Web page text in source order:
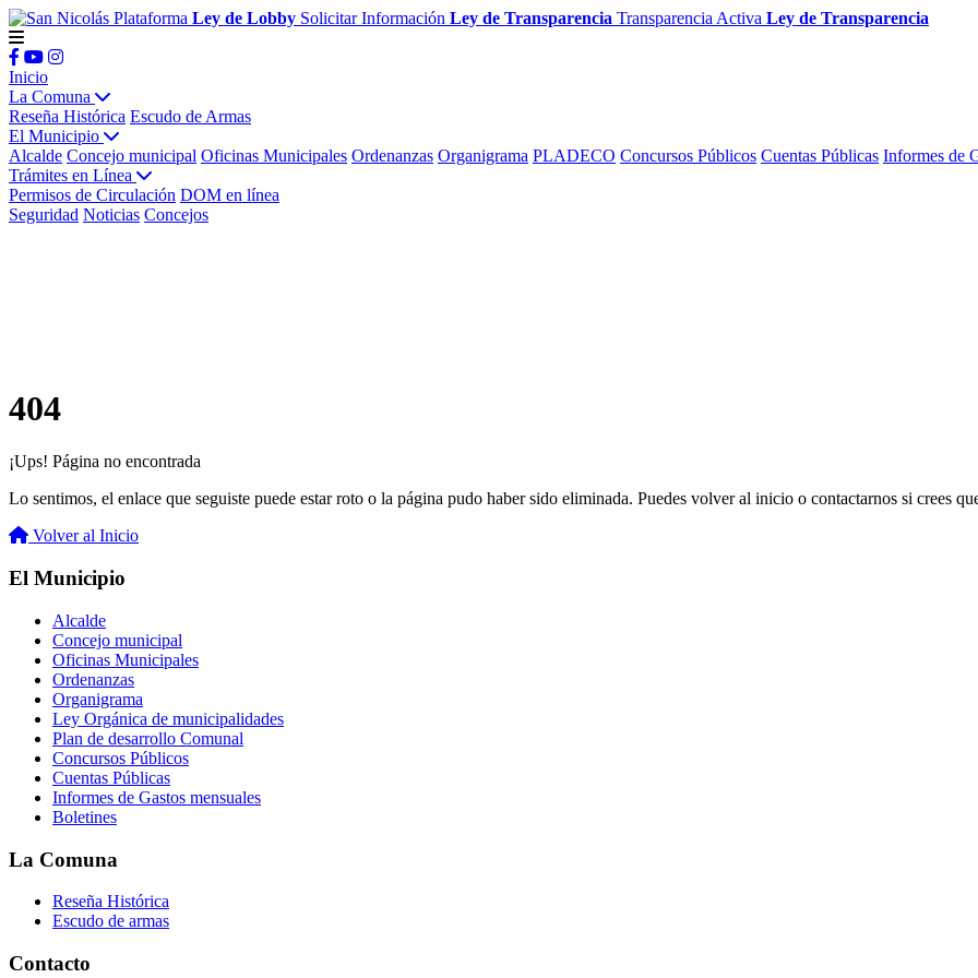
Plataforma Ley de Lobby Solicitar Información Ley de Transparencia Transparencia Activa Ley de Transparencia
Inicio
La Comuna
Reseña Histórica Escudo de Armas
El Municipio
Alcalde Concejo municipal Oficinas Municipales Ordenanzas Organigrama PLADECO Concursos Públicos Cuentas Públicas Informes de
Trámites en Línea
Permisos de Circulación DOM en línea
Seguridad Noticias Concejos
404
¡Ups! Página no encontrada
Lo sentimos, el enlace que seguiste puede estar roto o la página pudo haber sido eliminada. Puedes volver al inicio o contactarnos si crees
Volver al Inicio
El Municipio
Alcalde
Concejo municipal
Oficinas Municipales
Ordenanzas
Organigrama
Ley Orgánica de municipalidades
Plan de desarrollo Comunal
Concursos Públicos
Cuentas Públicas
Informes de Gastos mensuales
Boletines
La Comuna
Reseña Histórica
Escudo de armas
Contacto